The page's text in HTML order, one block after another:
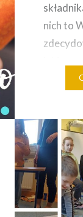
nich to
lub